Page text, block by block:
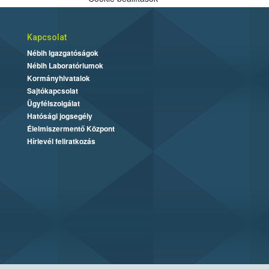
Kapcsolat
Nébih Igazgatóságok
Nébih Laboratóriumok
Kormányhivatalok
Sajtókapcsolat
Ügyfélszolgálat
Hatósági jogsegély
Élelmiszermentő Központ
Hírlevél feliratkozás